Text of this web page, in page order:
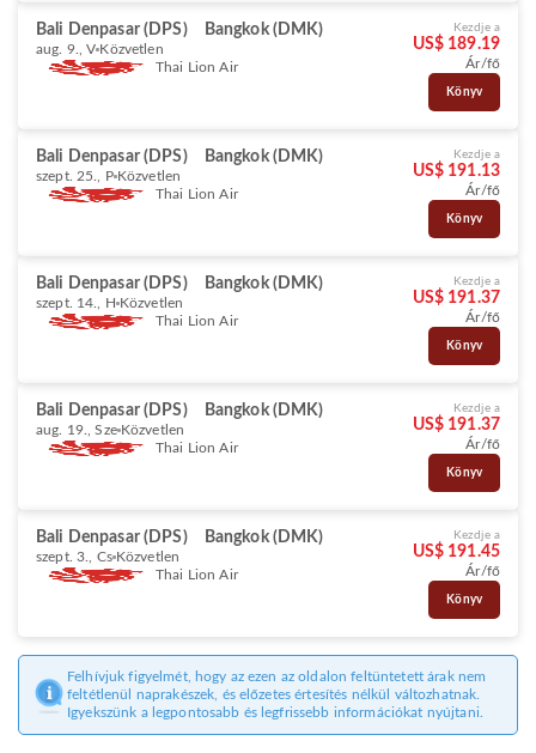
Bali Denpasar (DPS) Bangkok (DMK)
aug. 9., V Közvetlen
Thai Lion Air
Kezdje a
US$ 189.19
Ár/fő
Könyv
Bali Denpasar (DPS) Bangkok (DMK)
szept. 25., P Közvetlen
Thai Lion Air
Kezdje a
US$ 191.13
Ár/fő
Könyv
Bali Denpasar (DPS) Bangkok (DMK)
szept. 14., H Közvetlen
Thai Lion Air
Kezdje a
US$ 191.37
Ár/fő
Könyv
Bali Denpasar (DPS) Bangkok (DMK)
aug. 19., Sze Közvetlen
Thai Lion Air
Kezdje a
US$ 191.37
Ár/fő
Könyv
Bali Denpasar (DPS) Bangkok (DMK)
szept. 3., Cs Közvetlen
Thai Lion Air
Kezdje a
US$ 191.45
Ár/fő
Könyv
Felhívjuk figyelmét, hogy az ezen az oldalon feltüntetett árak nem
feltétlenül naprakészek, és előzetes értesítés nélkül változhatnak.
Igyekszünk a legpontosabb és legfrissebb információkat nyújtani.